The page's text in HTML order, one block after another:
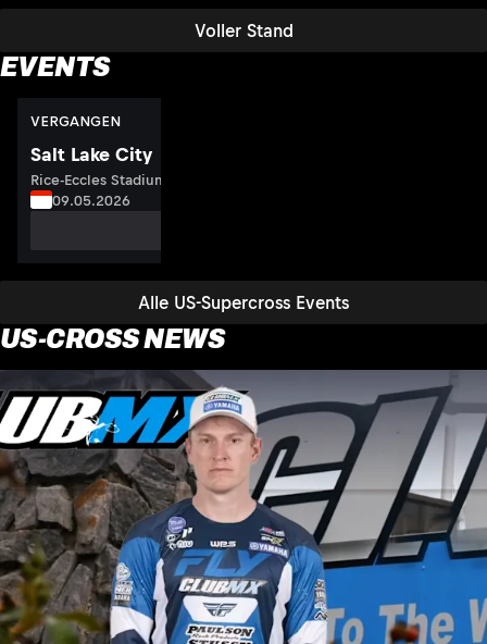
Voller Stand
EVENTS
Alle US-Supercross Events
VERGANGEN
Salt Lake City
Rice-Eccles Stadium, USA
09.05.2026
US-CROSS NEWS